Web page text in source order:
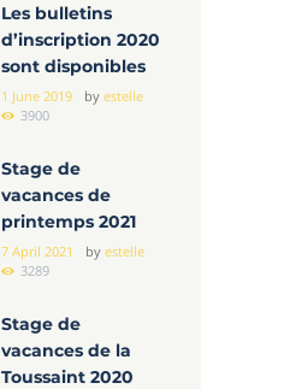
Les bulletins
d’inscription 2020
sont disponibles
1 June 2019 byestelle
3900
Stage de
vacances de
printemps 2021
7 April 2021 byestelle
3289
Stage de
vacances de la
Toussaint 2020